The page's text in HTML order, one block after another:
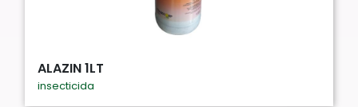
ALAZIN 1LT
insecticida